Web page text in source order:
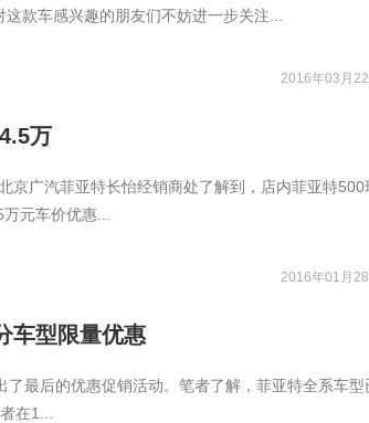
款车感兴趣的朋友们不妨进一步关注...
2016年03月
万
京广汽菲亚特长怡经销商处了解到，店内菲亚特500
元车价优惠...
2016年01月
车型限量优惠
了最后的优惠促销活动。笔者了解，菲亚特全系车型
在1...